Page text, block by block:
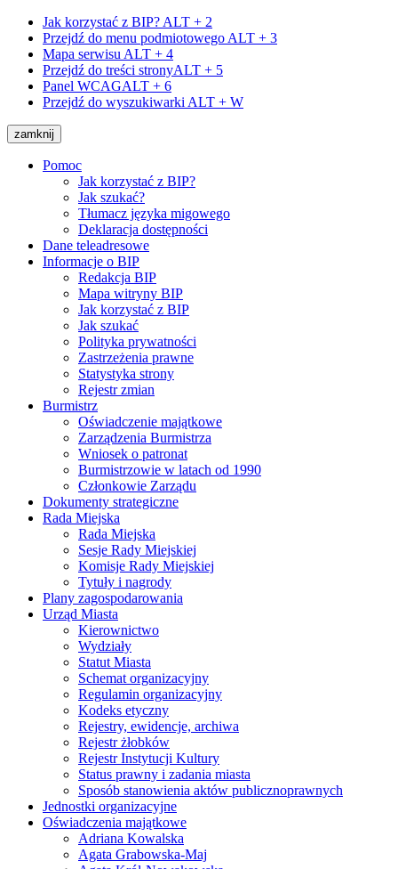
Jak korzystać z BIP? ALT + 2
Przejdź do menu podmiotowego ALT + 3
Mapa serwisu ALT + 4
Przejdź do treści stronyALT + 5
Panel WCAGALT + 6
Przejdź do wyszukiwarki ALT + W
zamknij
Pomoc
Jak korzystać z BIP?
Jak szukać?
Tłumacz języka migowego
Deklaracja dostępności
Dane teleadresowe
Informacje o BIP
Redakcja BIP
Mapa witryny BIP
Jak korzystać z BIP
Jak szukać
Polityka prywatności
Zastrzeżenia prawne
Statystyka strony
Rejestr zmian
Burmistrz
Oświadczenie majątkowe
Zarządzenia Burmistrza
Wniosek o patronat
Burmistrzowie w latach od 1990
Członkowie Zarządu
Dokumenty strategiczne
Rada Miejska
Rada Miejska
Sesje Rady Miejskiej
Komisje Rady Miejskiej
Tytuły i nagrody
Plany zagospodarowania
Urząd Miasta
Kierownictwo
Wydziały
Statut Miasta
Schemat organizacyjny
Regulamin organizacyjny
Kodeks etyczny
Rejestry, ewidencje, archiwa
Rejestr żłobków
Rejestr Instytucji Kultury
Status prawny i zadania miasta
Sposób stanowienia aktów publicznoprawnych
Jednostki organizacyjne
Oświadczenia majątkowe
Adriana Kowalska
Agata Grabowska-Maj